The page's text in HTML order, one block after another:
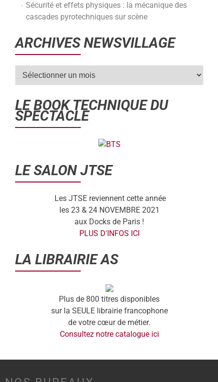
Sécurité et effets physiques : la mécanique des
cascades pyrotechniques sur scène
ARCHIVES NEWSVILLAGE
LE BOOK TECHNIQUE DU
SPECTACLE
LE SALON JTSE
Les JTSE reviennent cette année
les 23 & 24 NOVEMBRE 2021
aux Docks de Paris !
PLUS D'INFOS ICI
LA LIBRAIRIE AS
Plus de 800 titres disponibles
sur la SEULE librairie francophone
de votre cœur de métier.
Consultez notre catalogue ici